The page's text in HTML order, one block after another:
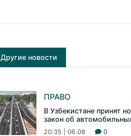
Другие новости
ПРАВО
В Узбекистане принят
закон об
20:35 | 06.08 0